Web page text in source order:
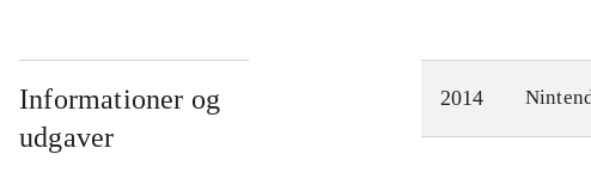
Informationer og
udgaver
2014